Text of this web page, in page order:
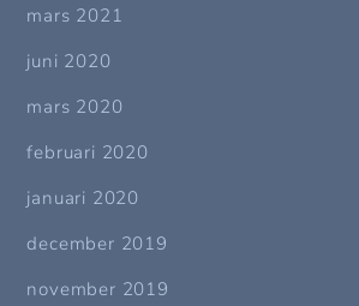
mars 2021
juni 2020
mars 2020
februari 2020
januari 2020
december 2019
november 2019